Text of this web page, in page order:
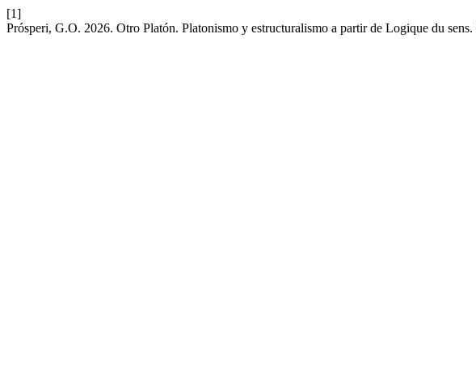
[1]
Prósperi, G.O. 2026. Otro Platón. Platonismo y estructuralismo a partir de Logique du sens.